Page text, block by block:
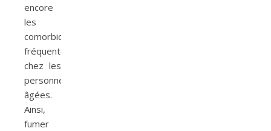
encore
les
comorbidités
fréquentes
chez les
personnes
âgées.
Ainsi,
fumer